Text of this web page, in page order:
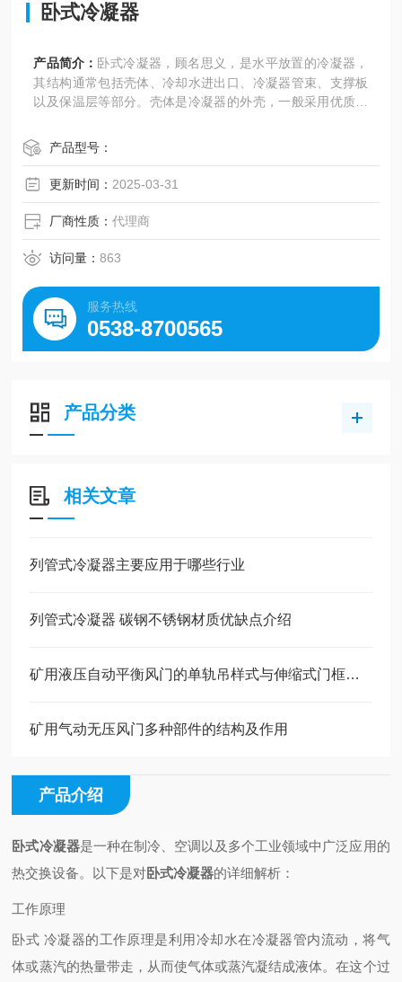
卧式冷凝器
产品简介： 卧式冷凝器，顾名思义，是水平放置的冷凝器，
其结构通常包括壳体、冷却水进出口、冷凝器管束、支撑板
以及保温层等部分。壳体是冷凝器的外壳，一般采用优质钢
束是冷凝器的核心部件，由多根铜管或钢管组成，用于传递
热量；支撑板则用于支撑管束，防止其变形；保温层则用于
减少热量损失。
产品型号：
更新时间： 2025-03-31
厂商性质：代理商
访问量：863
服务热线
0538-8700565
产品分类
相关文章
列管式冷凝器主要应用于哪些行业
列管式冷凝器 碳钢不锈钢材质优缺点介绍
矿用液压自动平衡风门的单轨吊样式与伸缩式门框抗地压样式之比较分析
矿用气动无压风门多种部件的结构及作用
产品介绍
卧式冷凝器是一种在制冷、空调以及多个工业领域中广泛应用的
热交换设备。以下是对卧式冷凝器的详细解析：
工作原理
卧式 冷凝器的工作原理是利用冷却水在冷凝器管内流动，将气
体或蒸汽的热量带走，从而使气体或蒸汽凝结成液体。在这个过